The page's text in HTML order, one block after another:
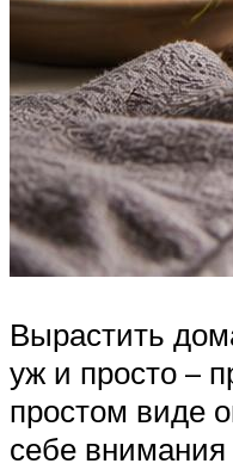
Вырастить
уж и просто –
простом виде
себе внимания